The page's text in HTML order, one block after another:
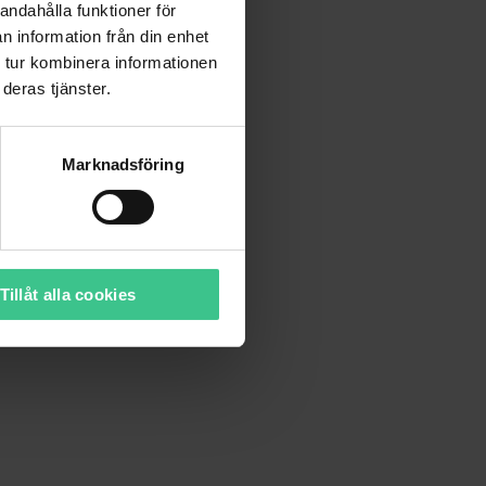
funktioner för
information från din enhet
kombinera informationen
tjänster.
Marknadsföring
Tillåt alla cookies